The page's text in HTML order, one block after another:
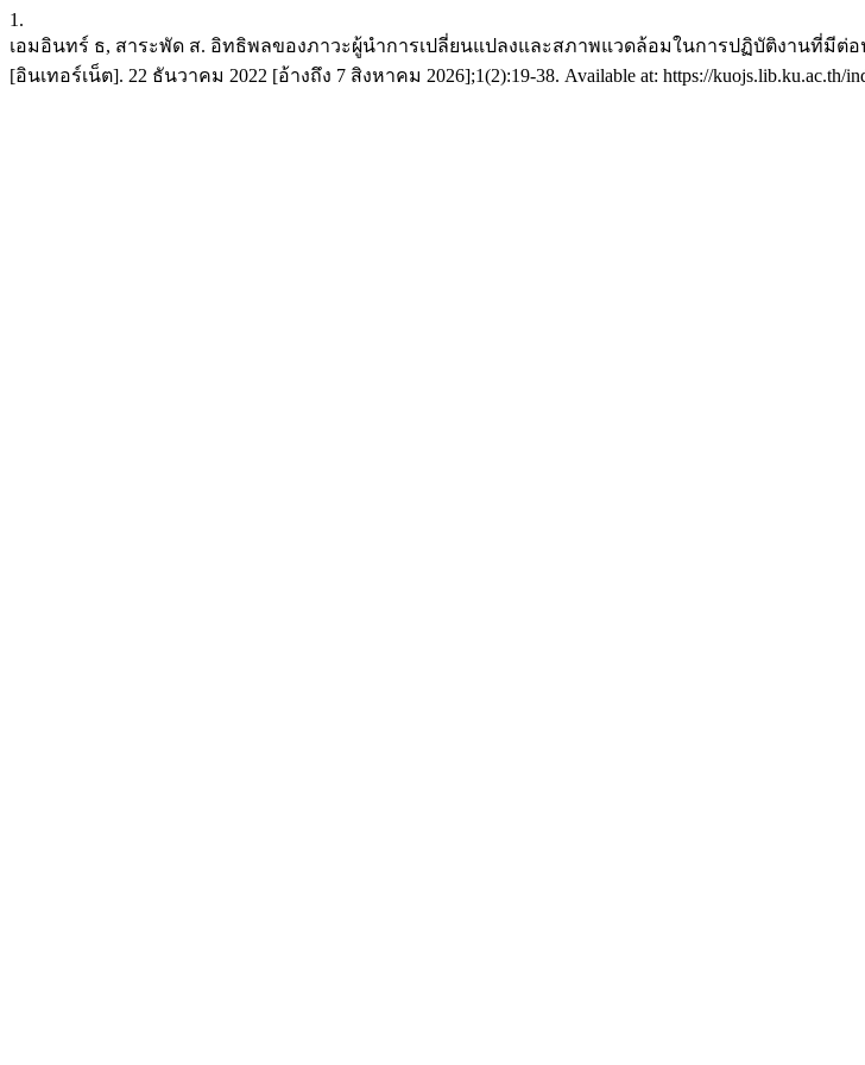
1.
เอมอินทร์ ธ, สาระพัด ส. อิทธิพลของภาวะผู้นำการเปลี่ยนแปลงและสภาพแวดล้อมในการปฏิบัติงานที่มี
[อินเทอร์เน็ต]. 22 ธันวาคม 2022 [อ้างถึง 7 สิงหาคม 2026];1(2):19-38. Available at: https://kuojs.lib.ku.ac.th/